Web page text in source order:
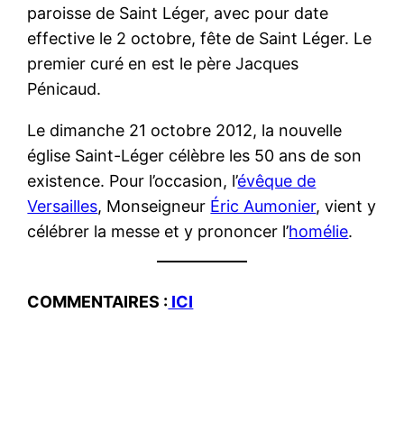
paroisse de Saint Léger, avec pour date
effective le 2 octobre, fête de Saint Léger. Le
premier curé en est le père Jacques
Pénicaud.
Le dimanche 21 octobre 2012, la nouvelle
église Saint-Léger célèbre les 50 ans de son
existence. Pour l’occasion, l’évêque de
Versailles, Monseigneur Éric Aumonier, vient y
célébrer la messe et y prononcer l’homélie.
COMMENTAIRES : ICI